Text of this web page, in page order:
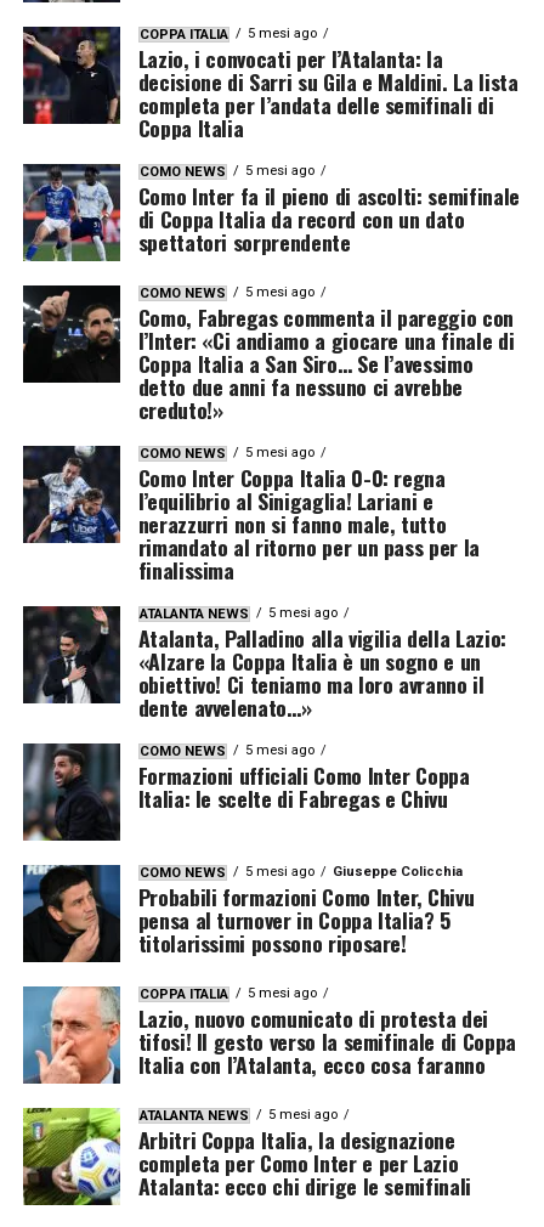
COPPA ITALIA 5 mesi ago
Lazio, i convocati per l’Atalanta: la
decisione di Sarri su Gila e Maldini. La lista
completa per l’andata delle semifinali di
Coppa Italia
COMO NEWS 5 mesi ago
Como Inter fa il pieno di ascolti: semifinale
di Coppa Italia da record con un dato
spettatori sorprendente
COMO NEWS 5 mesi ago
Como, Fabregas commenta il pareggio con
l’Inter: «Ci andiamo a giocare una finale di
Coppa Italia a San Siro… Se l’avessimo
detto due anni fa nessuno ci avrebbe
creduto!»
COMO NEWS 5 mesi ago
Como Inter Coppa Italia 0-0: regna
l’equilibrio al Sinigaglia! Lariani e
nerazzurri non si fanno male, tutto
rimandato al ritorno per un pass per la
finalissima
ATALANTA NEWS 5 mesi ago
Atalanta, Palladino alla vigilia della Lazio:
«Alzare la Coppa Italia è un sogno e un
obiettivo! Ci teniamo ma loro avranno il
dente avvelenato…»
COMO NEWS 5 mesi ago
Formazioni ufficiali Como Inter Coppa
Italia: le scelte di Fabregas e Chivu
COMO NEWS 5 mesi ago Giuseppe Colicchia
Probabili formazioni Como Inter, Chivu
pensa al turnover in Coppa Italia? 5
titolarissimi possono riposare!
COPPA ITALIA 5 mesi ago
Lazio, nuovo comunicato di protesta dei
tifosi! Il gesto verso la semifinale di Coppa
Italia con l’Atalanta, ecco cosa faranno
ATALANTA NEWS 5 mesi ago
Arbitri Coppa Italia, la designazione
completa per Como Inter e per Lazio
Atalanta: ecco chi dirige le semifinali